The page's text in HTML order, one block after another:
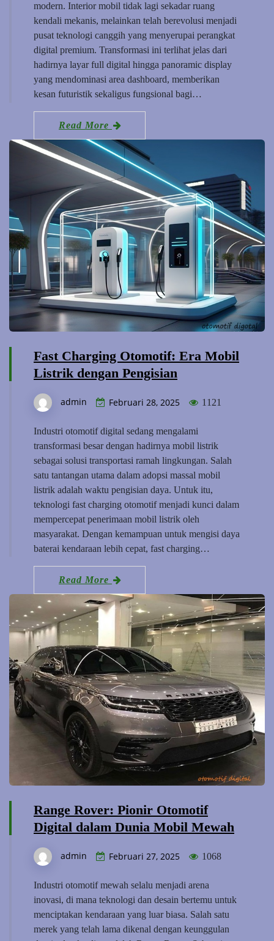
modern. Interior mobil tidak lagi sekadar ruang
kendali mekanis, melainkan telah berevolusi menjadi
pusat teknologi canggih yang menyerupai perangkat
digital premium. Transformasi ini terlihat jelas dari
hadirnya layar full digital hingga panoramic display
yang mendominasi area dashboard, memberikan
kesan futuristik sekaligus fungsional bagi…
Read More
Fast Charging Otomotif: Era Mobil
Listrik dengan Pengisian
admin Februari 28, 2025 1121
Industri otomotif digital sedang mengalami
transformasi besar dengan hadirnya mobil listrik
sebagai solusi transportasi ramah lingkungan. Salah
satu tantangan utama dalam adopsi massal mobil
listrik adalah waktu pengisian daya. Untuk itu,
teknologi fast charging otomotif menjadi kunci dalam
mempercepat penerimaan mobil listrik oleh
masyarakat. Dengan kemampuan untuk mengisi daya
baterai kendaraan lebih cepat, fast charging…
Read More
Range Rover: Pionir Otomotif
Digital dalam Dunia Mobil Mewah
admin Februari 27, 2025 1068
Industri otomotif mewah selalu menjadi arena
inovasi, di mana teknologi dan desain bertemu untuk
menciptakan kendaraan yang luar biasa. Salah satu
merek yang telah lama dikenal dengan keunggulan